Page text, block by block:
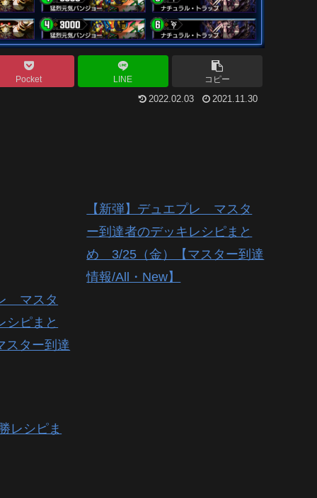
Pocket LINE コピー
2022.02.03 2021.11.30
マスタ
シピまと
ター到達
【新弾】デュエプレ マスタ
ー到達者のデッキレシピまと
め 3/25（金）【マスター到達
情報/All・New】
レシピま